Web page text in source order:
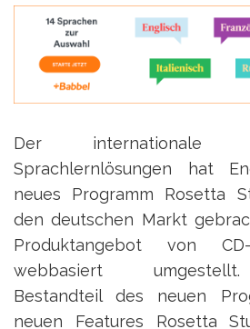
Der internationale
Sprachlernlösungen hat
neues Programm Rosetta
den deutschen Markt
Produktangebot von
webbasiert
Bestandteil des neuen
neuen Features Rosetta